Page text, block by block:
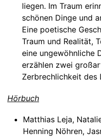
liegen. Im Traum
schönen Dinge und
Eine poetische
Traum und Realität,
eine ungewöhnliche
erzählen zwei
Zerbrechlichkeit des
Hörbuch
Matthias Leja,
Henning Nöhren,